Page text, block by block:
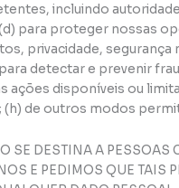
incluindo
para proteger nossas
privacidade, segurança
detectar e prevenir
ações disponíveis ou
(h) de outros modos
SE DESTINA A PESSOAS
E PEDIMOS QUE TAIS